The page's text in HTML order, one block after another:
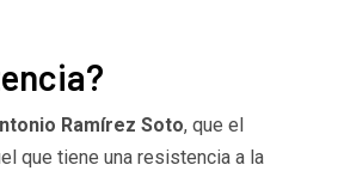
Ramírez Soto, que el
que tiene una resistencia a la